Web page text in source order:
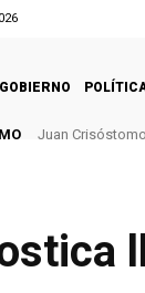
GOBIERNO
Juan